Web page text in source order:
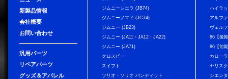
新製品情報
会社概要
お問い合わせ
汎用パーツ
リペアパーツ
グッズ＆アパレル
ジムニーシエラ (JB74)
ジムニーノマド (JC74)
ジムニー (JB23)
ジムニー (JA11・JA12・JA22)
ジムニー (JA71)
クロスビー
スイフト
ソリオ・ソリオ バンディット
ハイラ
アルフ
ヴェル
86【後
86【前
カロー
ヤリス
シエンタ